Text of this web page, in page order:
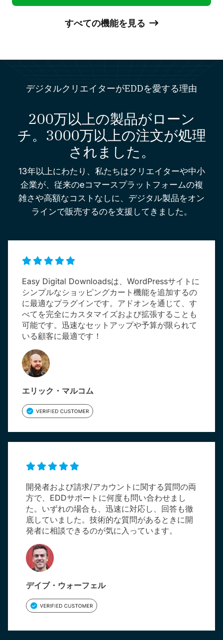
すべての機能を見る
デジタルクリエイターがEDDを愛する理由
200万以上の製品がローン
チ。3000万以上の注文が処理
されました。
13年以上にわたり、私たちはクリエイターや中小
企業が、従来のeコマースプラットフォームの複
雑さや高額なコストなしに、デジタル製品をオン
ラインで販売するのを支援してきました。
Easy Digital Downloadsは、WordPressサイトに
シンプルなショッピングカート機能を追加するの
に最適なプラグインです。アドオンを通じて、す
べてを完全にカスタマイズおよび拡張することも
可能です。迅速なセットアップや予算が限られて
いる顧客に最適です！
エリック・マルコム
開発者および請求/アカウントに関する質問の両
方で、EDDサポートに何度も問い合わせまし
た。いずれの場合も、迅速に対応し、回答も徹
底していました。技術的な質問があるときに開
発者に相談できるのが気に入っています。
デイブ・ウォーフェル